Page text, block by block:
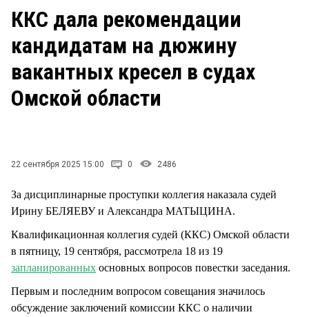
ЗАКОН
НОВОСТИ КОМПАНИЙ
ПРОИСШЕСТВИЯ
Рейтинги
Блоги
Архив
ККС дала рекомендации
кандидатам на дюжину
вакантных кресел в судах
Омской области
22 сентября 2025 15:00 0 2486
За дисциплинарные проступки коллегия наказала судей
Ирину БЕЛЯЕВУ и Александра МАТЫЦИНА.
Квалификационная коллегия судей (ККС) Омской области
в пятницу, 19 сентября, рассмотрела 18 из 19
запланированных основных вопросов повестки заседания.
Первым и последним вопросом совещания значилось
обсуждение заключений комиссии ККС о наличии